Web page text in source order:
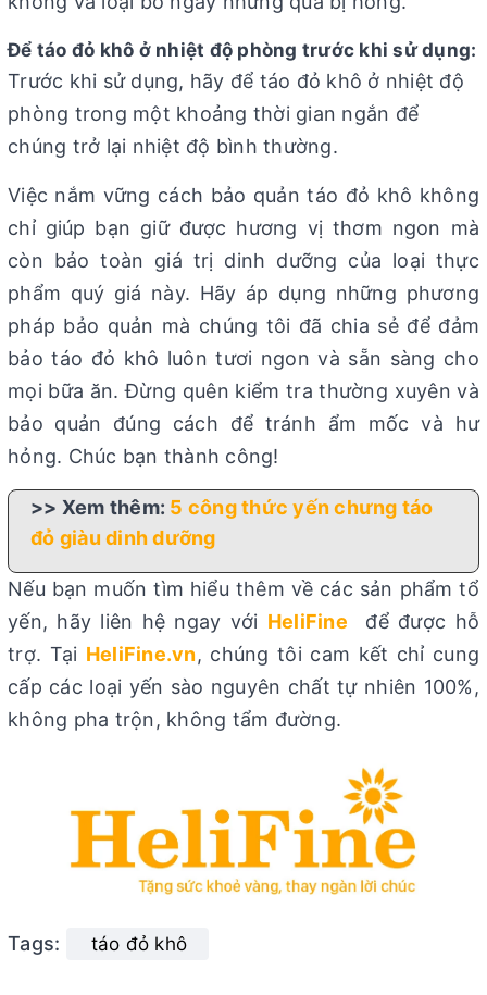
Để táo đỏ khô ở nhiệt độ phòng trước khi sử dụng:
Trước khi sử dụng, hãy để táo đỏ khô ở nhiệt độ
phòng trong một khoảng thời gian ngắn để
chúng trở lại nhiệt độ bình thường.
Việc nắm vững cách bảo quản táo đỏ khô không
chỉ giúp bạn giữ được hương vị thơm ngon mà
còn bảo toàn giá trị dinh dưỡng của loại thực
phẩm quý giá này. Hãy áp dụng những phương
pháp bảo quản mà chúng tôi đã chia sẻ để đảm
bảo táo đỏ khô luôn tươi ngon và sẵn sàng cho
mọi bữa ăn. Đừng quên kiểm tra thường xuyên và
bảo quản đúng cách để tránh ẩm mốc và hư
hỏng. Chúc bạn thành công!
>> Xem thêm: 5 công thức yến chưng táo
đỏ giàu dinh dưỡng
Nếu bạn muốn tìm hiểu thêm về các sản phẩm tổ
yến, hãy liên hệ ngay với HeliFine để được hỗ
trợ. Tại HeliFine.vn, chúng tôi cam kết chỉ cung
cấp các loại yến sào nguyên chất tự nhiên 100%,
không pha trộn, không tẩm đường.
Tags: táo đỏ khô